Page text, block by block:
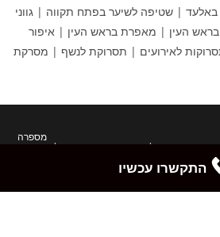
| שטיפה לשיער בפתח תקווה | גווני
בראש העין | מאפרת בראש העין | איפור
לאירועים | תסרוקת לנשף | מסרקת
מספרה
בפתח תקווה
מספרה בפסגות אפק
בנצבא סיטי ראש העין
מספרה בבית
ספר שיער
מעצב שיער
התקשרו עכשיו